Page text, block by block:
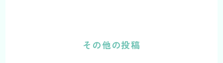
その他の投稿